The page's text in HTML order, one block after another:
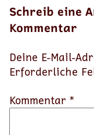
Schreib eine
Kommentar
Deine E-Mail-
Erforderliche
Kommentar *